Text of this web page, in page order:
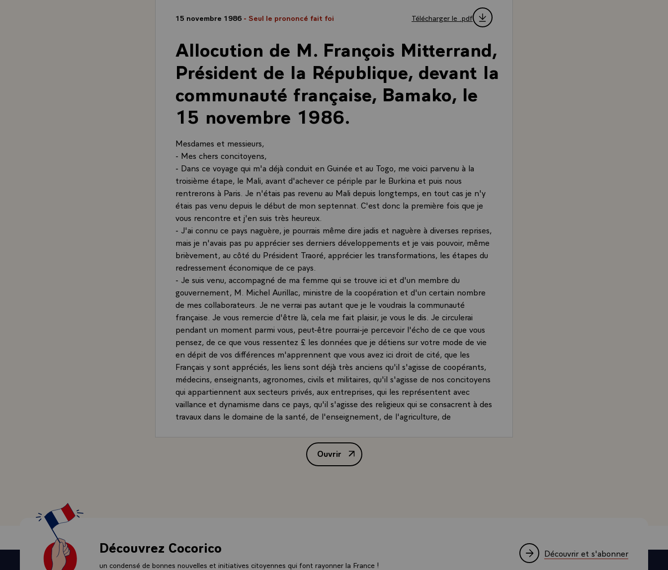
15 novembre 1986 - Seul le prononcé fait foi Télécharger le .pdf
Allocution de M. François Mitterrand,
Président de la République, devant la
communauté française, Bamako, le
15 novembre 1986.
Mesdames et messieurs,
- Mes chers concitoyens,
- Dans ce voyage qui m'a déjà conduit en Guinée et au Togo, me voici parvenu à la
troisième étape, le Mali, avant d'achever ce périple par le Burkina et puis nous
rentrerons à Paris. Je n'étais pas revenu au Mali depuis longtemps, en tout cas je n'y
étais pas venu depuis le début de mon septennat. C'est donc la première fois que je
vous rencontre et j'en suis très heureux.
- J'ai connu ce pays naguère, je pourrais même dire jadis et naguère à diverses reprises,
mais je n'avais pas pu apprécier ses derniers développements et je vais pouvoir, même
brièvement, au côté du Président Traoré, apprécier les transformations, les étapes du
redressement économique de ce pays.
- Je suis venu, accompagné de ma femme qui se trouve ici et d'un membre du
gouvernement, M. Michel Aurillac, ministre de la coopération et d'un certain nombre
de mes collaborateurs. Je ne verrai pas autant que je le voudrais la communauté
française. Je vous remercie d'être là, cela me fait plaisir, je vous le dis. Je circulerai
pendant un moment parmi vous, peut-être pourrai-je percevoir l'écho de ce que vous
pensez, de ce que vous ressentez £ les données que je détiens sur votre mode de vie
en dépit de vos différences m'apprennent que vous avez ici droit de cité, que les
Français y sont appréciés, les liens sont déjà très anciens qu'il s'agisse de coopérants,
médecins, enseignants, agronomes, civils et militaires, qu'il s'agisse de nos concitoyens
qui appartiennent aux secteurs privés, aux entreprises, qui les représentent avec
vaillance et dynamisme dans ce pays, qu'il s'agisse des religieux qui se consacrent à des
travaux dans le domaine de la santé, de l'enseignement, de l'agriculture, de
répondent à aucune de ces catégories. Vous représentez ensemble cette
communauté, un petit peu de la France dans le monde, au Mali et dans cette
Résidence de M. l'Ambassadeur et de Mme, donc dans ce coin de France il fait bon de
vous après tout de me dire ce qu'il en est.
- Je sais qu'un certain nombre d'entre vous s'inquiètent. Je pense en particulier aux
Ouvrir
Allocution de M. François Mitterrand, Président de la République, devant la
Découvrez Cocorico
un condensé de bonnes nouvelles et initiatives citoyennes qui font rayonner la France !
Découvrir et s'abonner